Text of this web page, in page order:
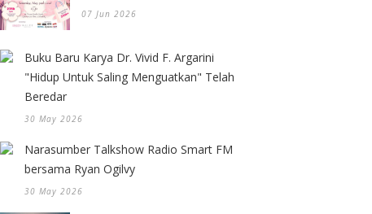
07 Jun 2026
Buku Baru Karya Dr. Vivid F. Argarini
"Hidup Untuk Saling Menguatkan" Telah
Beredar
30 May 2026
Narasumber Talkshow Radio Smart FM
bersama Ryan Ogilvy
30 May 2026